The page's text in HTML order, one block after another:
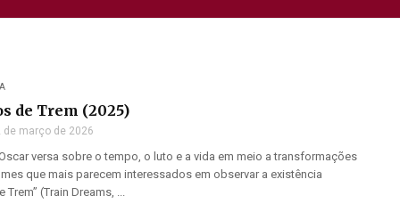
de Trem (2025)
de março de 2026
versa sobre o tempo, o luto e a vida em meio a transformações
que mais parecem interessados em observar a existência
Trem” (Train Dreams, ...